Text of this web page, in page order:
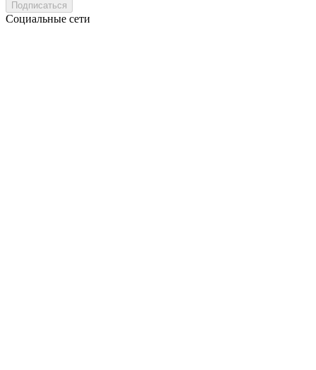
Подписаться
Социальные сети